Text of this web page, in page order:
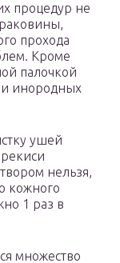
процедур не
прохода
Кроме
палочкой
и инородных
ушей
нельзя,
кожного
1 раз в
множество